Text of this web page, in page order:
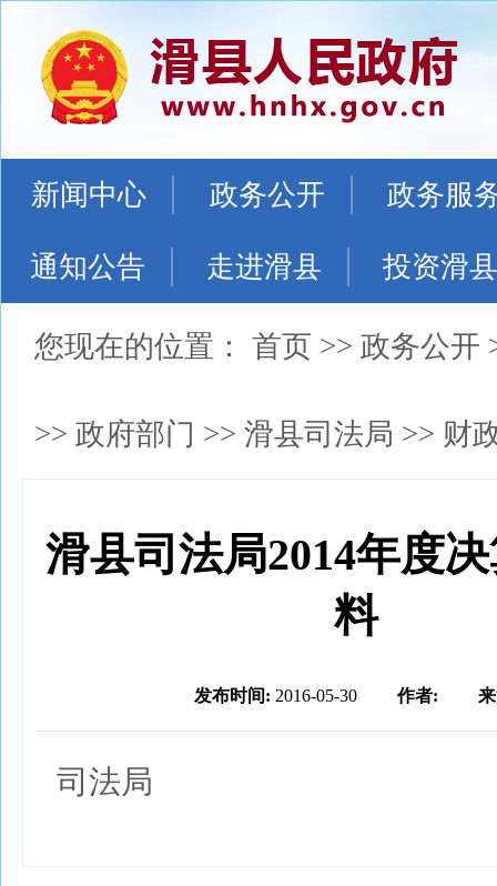
新闻中心 政务公开 政务服
通知公告 走进滑县 投资滑县
您现在的位置： 首页 >> 政务公开
>> 政府部门 >> 滑县司法局 >> 财
滑县司法局2014年度
料
发布时间: 2016-05-30 作者:
司法局